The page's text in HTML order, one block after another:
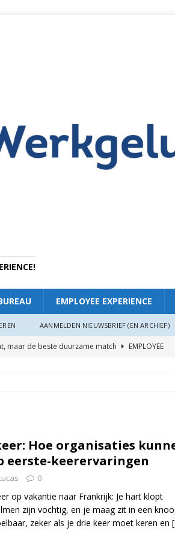
EMPLOYEE EXPERIENCE
AANMELDEN NIEUWSBRIEF (EN ARCHIEF)
maar de beste duurzame match
EMPLOYEE
en verbinding op het werk: “Als je goed in je vel
op 17 juni 2026!
Hoe organisaties
eerste-keerervaringen
0
op vakantie naar Frankrijk: Je hart klopt
zijn vochtig, en je maag zit in een
zeker als je drie keer moet keren en